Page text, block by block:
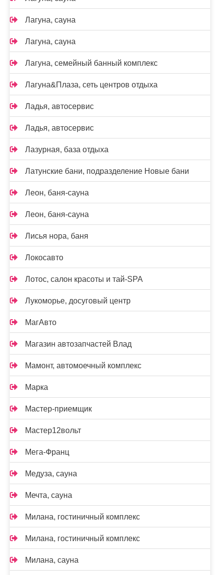
Лагуна, сауна
Лагуна, сауна
Лагуна, семейный банный комплекс
Лагуна&Плаза, сеть центров отдыха
Ладья, автосервис
Ладья, автосервис
Лазурная, база отдыха
Латунские бани, подразделение Новые бани
Леон, баня-сауна
Леон, баня-сауна
Лисья нора, баня
Локосавто
Лотос, салон красоты и тай-SPA
Лукоморье, досуговый центр
МагАвто
Магазин автозапчастей Влад
Мамонт, автомоечный комплекс
Марка
Мастер-приемщик
Мастер12вольт
Мега-Франц
Медуза, сауна
Мечта, сауна
Милана, гостиничный комплекс
Милана, гостиничный комплекс
Милана, сауна